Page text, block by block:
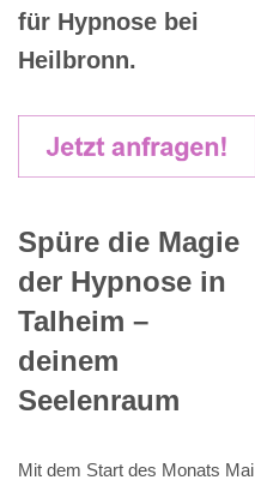
für Hypnose bei
Heilbronn.
Spüre die Magie
der Hypnose in
Talheim –
deinem
Seelenraum
Mit dem Start des Monats Mai